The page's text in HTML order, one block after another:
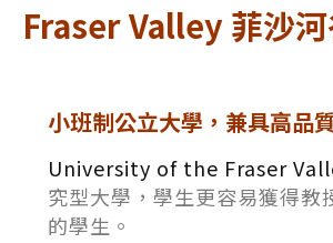
Fraser Valley 菲沙
小班制公立大學，兼具高品
University of the Fraser
究型大學，學生更容易獲得
的學生。